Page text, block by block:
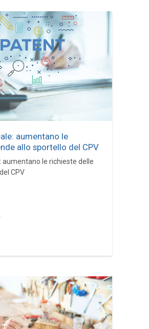
aumentano le
allo sportello del CPV
le richieste delle
CPV